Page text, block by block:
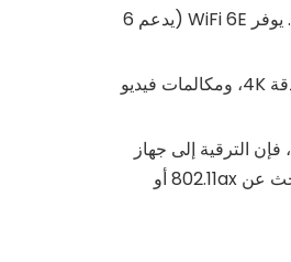
أجهزة توجيه WiFi 6 ناضجة وبأسعار معقولة جدًا (قيمة رائعة في الفئة المتوسطة والعالية). يوفر WiFi 6E (يدعم 6
النطاق العريض لديك أقل من 1 جيجابت في الثانية؛ الاحتياجات هي فيديو سلس بدقة 4K، ومكالمات فيديو
إذا كانت أجهزتك الرئيسية (الهاتف والكمبيوتر المحمول والتلفزيون) لا تدعم WiFi 6E/7، فإن الترقية إلى جهاز
توجيه WiFi 7 توفر فائدة فورية محدودة (على الرغم من كونها إثباتات مستقبلية). تحقق من مواصفات الجهاز (ابحث عن 802.11ax أو